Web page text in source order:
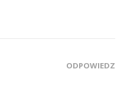
ODPOWIEDZ